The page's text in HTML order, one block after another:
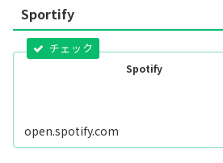
Sportify
Spotify
open.spotify.com